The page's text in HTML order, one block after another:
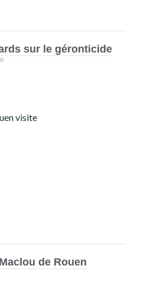
sur le géronticide
de Rouen